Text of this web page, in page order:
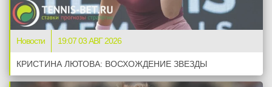
Новости 19:07 03 АВГ 2026
КРИСТИНА ЛЮТОВА: ВОСХОЖДЕНИЕ ЗВЕЗДЫ